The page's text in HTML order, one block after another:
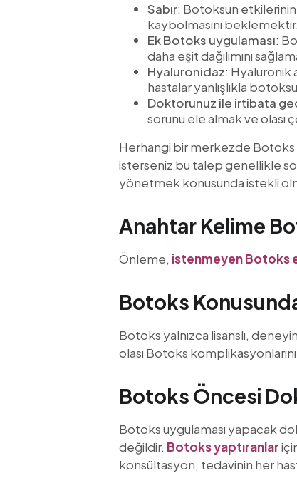
Sabır: Botoksun etkilerinin
kaybolmasını beklemektir.
Ek Botoks uygulaması:
daha eşit dağılımını
Hyaluronidaz: Hyalüronik
hastalar yanlışlıkla
Doktorunuz ile irtibata
sorunu ele almak ve olası
Herhangi bir merkezde Botoks
isterseniz bu talep genellikle
yönetmek konusunda istekli
Anahtar Kelime
Önleme, istenmeyen Botoks
Botoks
Botoks yalnızca lisanslı,
olası Botoks
Botoks Öncesi
Botoks uygulaması yapacak
değildir. Botoks yaptıranlar
konsültasyon, tedavinin her